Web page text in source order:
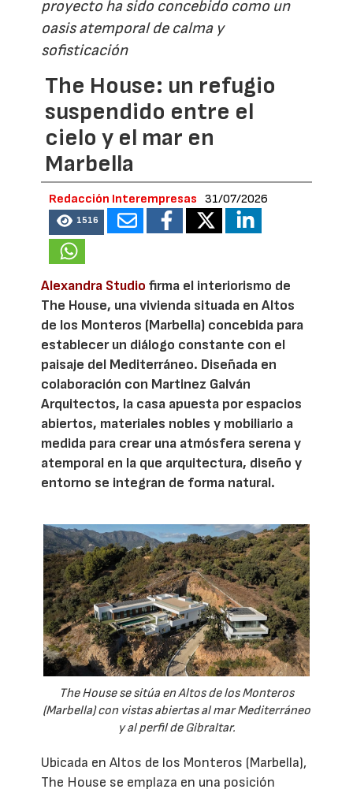
proyecto ha sido concebido como un
oasis atemporal de calma y
sofisticación
The House: un refugio
suspendido entre el
cielo y el mar en
Marbella
Redacción Interempresas 31/07/2026
1516
Alexandra Studio firma el interiorismo de
The House, una vivienda situada en Altos
de los Monteros (Marbella) concebida para
establecer un diálogo constante con el
paisaje del Mediterráneo. Diseñada en
colaboración con Martinez Galván
Arquitectos, la casa apuesta por espacios
abiertos, materiales nobles y mobiliario a
medida para crear una atmósfera serena y
atemporal en la que arquitectura, diseño y
entorno se integran de forma natural.
The House se sitúa en Altos de los Monteros
(Marbella) con vistas abiertas al mar Mediterráneo
y al perfil de Gibraltar.
Ubicada en Altos de los Monteros (Marbella),
The House se emplaza en una posición